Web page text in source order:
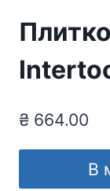
₴ 664.00
В